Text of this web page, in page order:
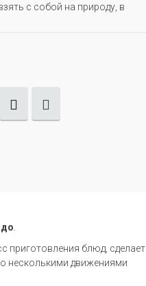
с собой на природу, в
приготовления блюд, сделает
несколькими движениями